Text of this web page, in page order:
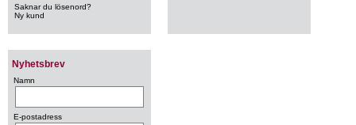
Saknar du lösenord?
Ny kund
Nyhetsbrev
Namn
E-postadress